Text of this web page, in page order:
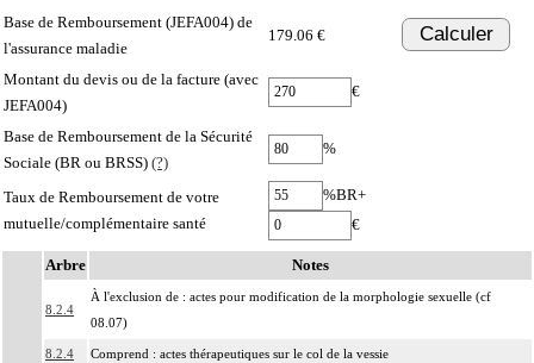
Base de Remboursement (JEFA004) de
l'assurance maladie
179.06 € Calculer
Montant du devis ou de la facture (avec
JEFA004)
€
Base de Remboursement de la Sécurité
Sociale (BR ou BRSS) (?)
%
Taux de Remboursement de votre
mutuelle/complémentaire santé
%BR+
€
Arbre Notes
8.2.4
À l'exclusion de : actes pour modification de la morphologie sexuelle (cf
08.07)
8.2.4 Comprend : actes thérapeutiques sur le col de la vessie